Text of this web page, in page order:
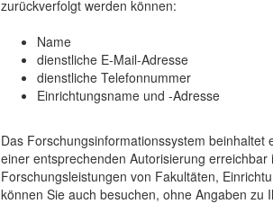
zurückverfolgt werden können:
Name
dienstliche E-Mail-Adresse
dienstliche Telefonnummer
Einrichtungsname und -Adresse
Das Forschungsinformationssystem beinhaltet
einer entsprechenden Autorisierung
Forschungsleistungen von Fakultäten,
können Sie auch besuchen, ohne Angaben zu